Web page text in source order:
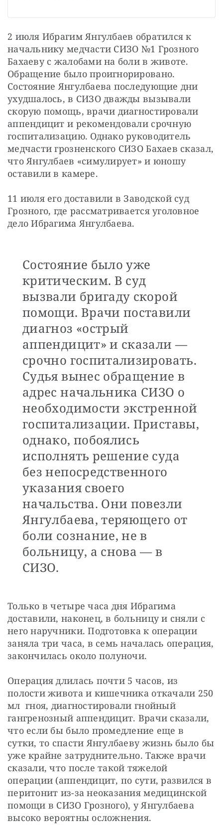
2 июля Ибрагим Янгулбаев обратился к
начальнику медчасти СИЗО №1 Грозного
Бахаеву с жалобами на боли в животе.
Обращение было проигнорировано.
Состояние Янгулбаева последующие дни
ухудшалось, в СИЗО дважды вызывали
скорую помощь, врачи диагностировали
аппендицит и рекомендовали срочную
госпитализацию. Однако руководитель
медчасти грозненского СИЗО Бахаев сказал,
что Янгулбаев «симулирует» и юношу
оставили в камере.
11 июля его доставили в Заводской суд
Грозного, где рассматривается уголовное
дело Ибрагима Янгулбаева.
Состояние было уже
критическим. В суд
вызвали бригаду скорой
помощи. Врачи поставили
диагноз «острый
аппендицит» и сказали —
срочно госпитализировать.
Судья вынес обращение в
адрес начальника СИЗО о
необходимости экстренной
госпитализации. Приставы,
однако, побоялись
исполнять решение суда
без непосредственного
указания своего
начальства. Они повезли
Янгулбаева, теряющего от
боли сознание, не в
больницу, а снова — в
СИЗО.
Только в четыре часа дня Ибрагима
доставили, наконец, в больницу и сняли с
него наручники. Подготовка к операции
заняла три часа, в семь началась операция,
закончилась около полуночи.
Операция длилась почти 5 часов, из
полости живота и кишечника откачали 250
мл  гноя, диагностировали гнойный
гангренозный аппендицит. Врачи сказали,
что если бы было промедление еще в
сутки, то спасти Янгулбаеву жизнь было бы
уже крайне затруднительно. Также врачи
сказали, что после такой тяжелой
операции (аппендицит, по сути, развился в
перитонит из-за неоказания медицинской
помощи в СИЗО Грозного), у Янгулбаева
высоко вероятны осложнения.